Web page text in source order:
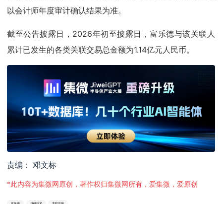
以会计师年度审计确认结果为准。
截至公告披露日，2026年初至披露日，富乐德与该关联人
累计已发生的各类关联交易总金额为1.14亿元人民币。
责编： 邓文标
*此内容为集微网原创，著作权归集微网所有，爱集微，爱原创
富乐德 日磁技术 关联交易